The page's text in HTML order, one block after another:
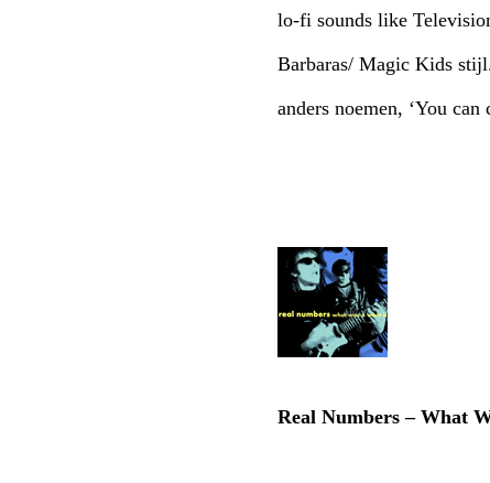
lo-fi sounds like
Barbaras/ Magic Kids
anders noemen, ‘You
Real Numbers – What